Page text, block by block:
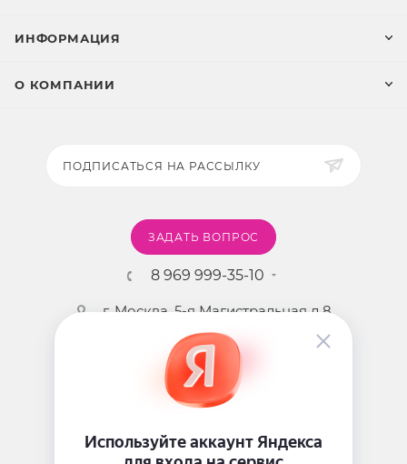
ИНФОРМАЦИЯ
О КОМПАНИИ
ПОДПИСАТЬСЯ НА РАССЫЛКУ
ЗАДАТЬ ВОПРОС
8 969 999-35-10
г. Москва, 5-я Магистральная д.8